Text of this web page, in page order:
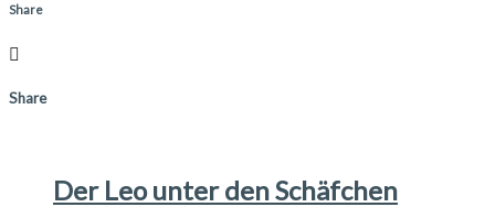
Share
Share
Der Leo unter den Schäfchen